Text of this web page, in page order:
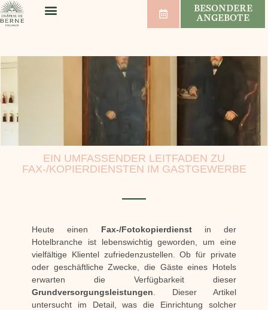
BESONDERE
ANGEBOTE
EIN UMFASSENDER LEITFADEN ZU
FAX-/KOPIERDIENSTEN IM GASTGEWERBE
Heute einen Fax-/Fotokopierdienstin der
Hotelbranche ist lebenswichtig geworden, um eine
vielfältige Klientel zufriedenzustellen. Ob für private
oder geschäftliche Zwecke, die Gäste eines Hotels
erwarten die Verfügbarkeit dieser
Grundversorgungsleistungen . Dieser Artikel
untersucht im Detail, was die Einrichtung solcher